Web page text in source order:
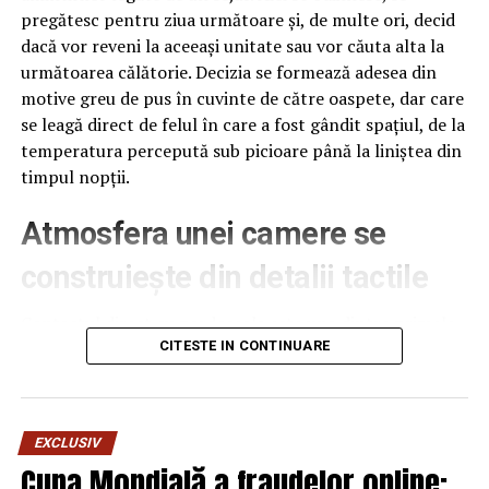
Citare prin publicitate
Informaţii generale
format
20.07.2020
Materie:
Obiect:
traficul de influenţă (art.291 NCP)
pregătesc pentru ziua următoare și, de multe ori, decid
dacă vor reveni la aceeași unitate sau vor căuta alta la
următoarea călătorie. Decizia se formează adesea din
motive greu de pus în cuvinte de către oaspete, dar care
se leagă direct de felul în care a fost gândit spațiul, de la
temperatura percepută sub picioare până la liniștea din
timpul nopții.
Atmosfera unei camere se
construiește din detalii tactile
Contactul direct cu pardoseala este una dintre primele
senzații fizice pe care le are un oaspete atunci când
pe drum, seara târziu. Textura și moliciunea potrivite,
oferite democheta hotel
care este percepută o cameră, chiar dacă restul
mobilierului rămâne identic de la o unitate la alta din
CITESTE IN CONTINUARE
EXCLUSIV